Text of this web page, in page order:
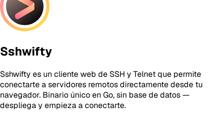
Sshwifty
Sshwifty es un cliente web de SSH y Telnet que permite
conectarte a servidores remotos directamente desde tu
navegador. Binario único en Go, sin base de datos —
despliega y empieza a conectarte.